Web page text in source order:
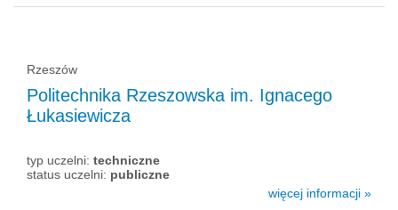
Rzeszów
Politechnika Rzeszowska im. Ignacego
Łukasiewicza
typ uczelni: techniczne
status uczelni: publiczne
więcej informacji »